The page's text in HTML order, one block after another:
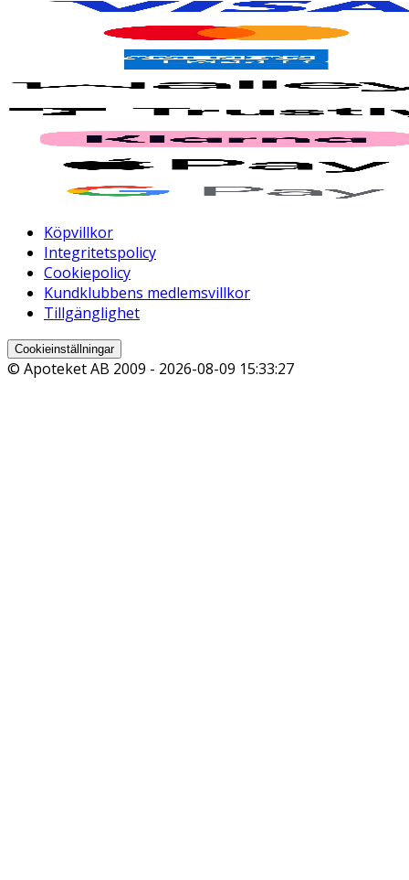
Köpvillkor
Integritetspolicy
Cookiepolicy
Kundklubbens medlemsvillkor
Tillgänglighet
Cookieinställningar
© Apoteket AB 2009 - 2026-08-09 15:33:27